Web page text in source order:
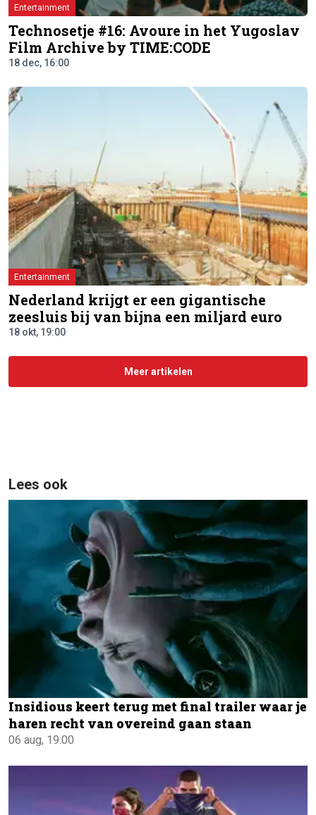
Entertainment
Technosetje #16: Avoure in het Yugoslav
Film Archive by TIME:CODE
18 dec, 16:00
Entertainment
Nederland krijgt er een gigantische
zeesluis bij van bijna een miljard euro
18 okt, 19:00
Meer artikelen
Lees ook
Insidious keert terug met final trailer waar je
haren recht van overeind gaan staan
06 aug, 19:00